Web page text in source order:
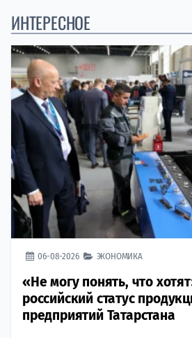
ИНТЕРЕСНОЕ
06-08-2026 ЭКОНОМИКА
«Не могу понять, что
российский статус
предприятий Татарстана